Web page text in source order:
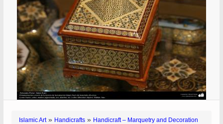
Islamic Art» Handicrafts » Handicraft – Marquetry and Decoration